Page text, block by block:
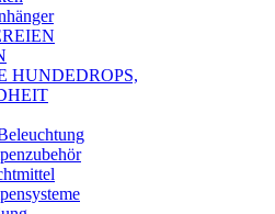
HUNDEDROPS,